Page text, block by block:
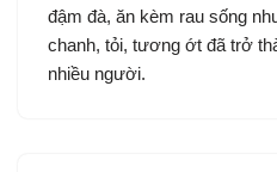
đậm đà, ăn kèm rau sống
chanh, tỏi, tương ớt đã trở
nhiều người.